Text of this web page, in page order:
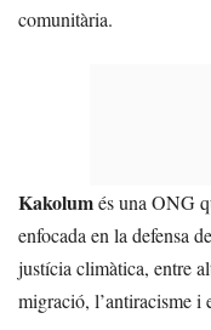
comunitària.
Kakolumés una ONG
enfocada en la defensa
justícia climàtica, entre
migració, l’antiracisme i